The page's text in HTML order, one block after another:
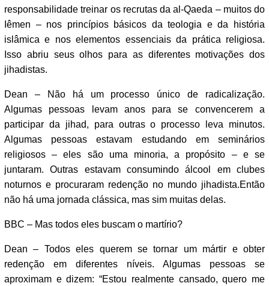
responsabilidade treinar os recrutas da al-Qaeda – muitos do
Iêmen – nos princípios básicos da teologia e da história
islâmica e nos elementos essenciais da prática religiosa.
Isso abriu seus olhos para as diferentes motivações dos
jihadistas.
Dean – Não há um processo único de radicalização.
Algumas pessoas levam anos para se convencerem a
participar da jihad, para outras o processo leva minutos.
Algumas pessoas estavam estudando em seminários
religiosos – eles são uma minoria, a propósito – e se
juntaram. Outras estavam consumindo álcool em clubes
noturnos e procuraram redenção no mundo jihadista.Então
não há uma jornada clássica, mas sim muitas delas.
BBC – Mas todos eles buscam o martírio?
Dean – Todos eles querem se tornar um mártir e obter
redenção em diferentes níveis. Algumas pessoas se
aproximam e dizem: “Estou realmente cansado, quero me